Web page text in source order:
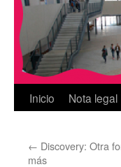
Inicio Nota legal
← Discovery: Otra
más